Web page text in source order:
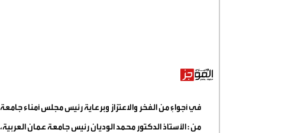
في أجواءٍ من الفخر والاعتزاز وبرعاية رئيس مجلس أمناء
من : الأستاذ الدكتور محمد الوديان رئيس جامعة عمان